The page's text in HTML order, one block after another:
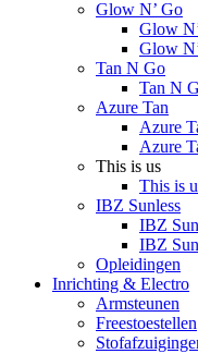
Glow N’ Go
Glow
Glow
Tan N Go
Tan N
Azure Tan
Azure
Azure
This is us
This is
IBZ Sunless
IBZ
IBZ
Opleidingen
Inrichting & Electro
Armsteunen
Freestoestellen